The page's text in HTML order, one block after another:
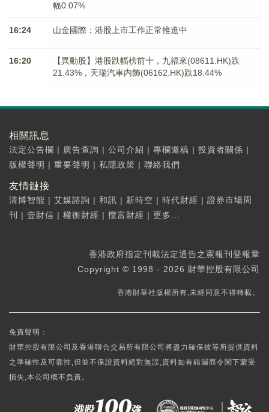
幅0.07%
16:24 山金國際：港股上市工作正常推進中
16:20
【異動股】港股跌幅榜前十，九福來(08611.HK)跌
21.43%，天瑞汽車内飾(06162.HK)跌18.44%
相關訊息
法定公告欄 | 廣告查詢 | 公司介紹 | 專欄邀稿 | 投資者關係 |
版權聲明 | 重要聲明 | 私隱政策 | 聯絡我們
友情鏈接
清博智能 | 艾媒諮詢 | 和訊 | 新時空 | 時代財經 | 證券市場周
刊
| 壹財信 | 權衡財經 | 攬富財經 | 更多...
香港政府指定刊載法定通告之憲報刊登報章
Copyright © 1998 - 2026 財華控股有限公司
香港財華社版權所有,未經同意不得轉載。
免責聲明：
財華控股有限公司及香港聯合交易所有限公司將盡力確保彼等所提供資料
之準確性及可靠性,但並不保證資料絕對無誤,資料如有錯漏而令閣下蒙受
損失,本公司概不負責。